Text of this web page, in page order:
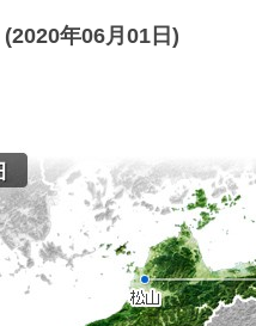
(2020年06月01日)